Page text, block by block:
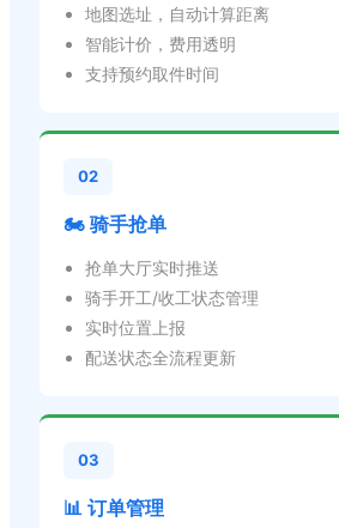
地图选址，自动计算距离
智能计价，费用透明
支持预约取件时间
02
🏍️ 骑手抢单
抢单大厅实时推送
骑手开工/收工状态管理
实时位置上报
配送状态全流程更新
03
📊 订单管理